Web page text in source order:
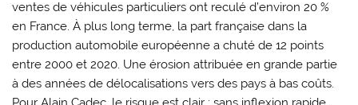
ventes de véhicules particuliers ont reculé d’environ 20 %
en France. À plus long terme, la part française dans la
production automobile européenne a chuté de 12 points
entre 2000 et 2020. Une érosion attribuée en grande partie
à des années de délocalisations vers des pays à bas coûts.